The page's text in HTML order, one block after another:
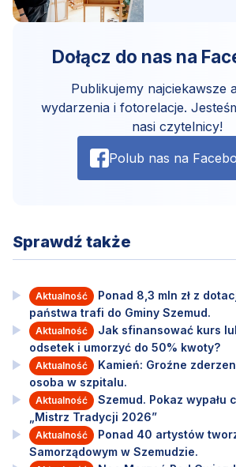
Dołącz do nas na
Publikujemy najciekawsze
wydarzenia i fotorelacje.
nasi czytelnicy!
Polub nas na
Sprawdź także
Aktualność
Ponad 8,3 mln zł z
państwa trafi do Gminy Szemud.
Aktualność
Jak sfinansować kurs
odsetek i umorzyć do 50% kwoty?
Aktualność
Kamień: Groźne
osoba w szpitalu.
Aktualność
Szemud. Pokaz wypału
„Mistrz Tradycji 2026”
Aktualność
Ponad 40 artystów
Samorządowym w Szemudzie.